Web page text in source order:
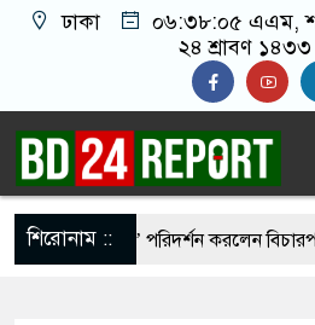
ঢাকা ০৬:৩৮:০৬ এএম,
২৪ শ্রাবণ ১৪৩৩
শিরোনাম ::
‘আয়নাঘর’ পরিদর্শন করলেন